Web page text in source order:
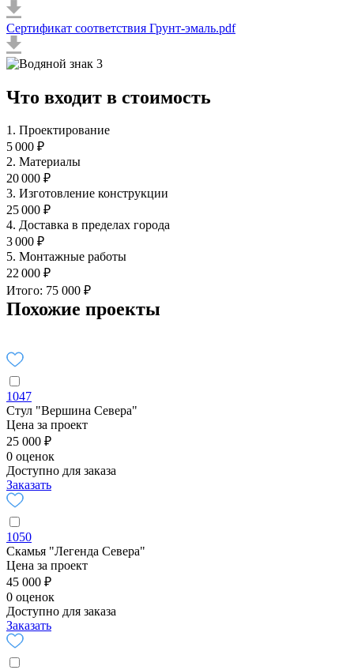
Сертификат соответствия Грунт-эмаль.pdf
Что входит в стоимость
1. Проектирование
5 000 ₽
2. Материалы
20 000 ₽
3. Изготовление конструкции
25 000 ₽
4. Доставка в пределах города
3 000 ₽
5. Монтажные работы
22 000 ₽
Итого: 75 000 ₽
Похожие проекты
1047
Стул "Вершина Севера"
Цена за проект
25 000 ₽
0 оценок
Доступно для заказа
Заказать
1050
Скамья "Легенда Севера"
Цена за проект
45 000 ₽
0 оценок
Доступно для заказа
Заказать